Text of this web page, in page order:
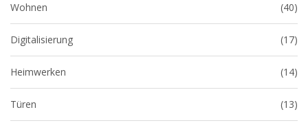
Wohnen (40)
Digitalisierung (17)
Heimwerken (14)
Türen (13)